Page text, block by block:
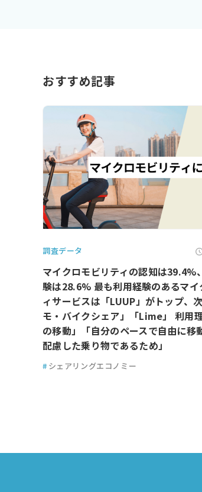
おすすめ記事
調査データ
マイクロモビリティの認知は39.4%
験は28.6% 最も利用経験のあるマ
ィサービスは「LUUP」がトップ、
モ・バイクシェア」「Lime」 利用
の移動」「自分のペースで自由に移
配慮した乗り物であるため」
# シェアリングエコノミー